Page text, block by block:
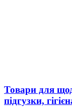
Товари для
підгузки,